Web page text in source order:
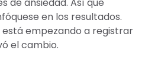
en los resultados.
empezando a registrar
el cambio.